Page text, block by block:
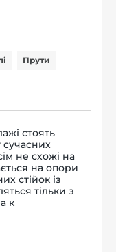
Прути
стоять
не схожі на
на опори
стійок із
тільки з
к